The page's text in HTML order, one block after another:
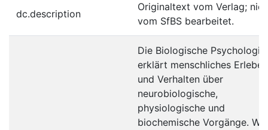
dc.description
Originaltext vom Verlag;
vom SfBS bearbeitet.
Die Biologische Psychologie
erklärt menschliches Erleben
und Verhalten über
neurobiologische,
physiologische und
biochemische Vorgänge.